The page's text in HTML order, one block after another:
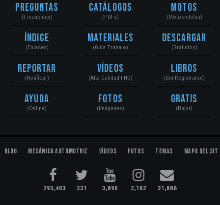
Preguntas
(Frecuentes)
Índice
(Enlaces)
Reportar
(Notificar)
Ayuda
(Online)
Catálogos
(PDFs)
Materiales
(Guía Trabajo)
Vídeos
(Alta Calidad FHD)
Fotos
(Imágenes)
Motos
(Motocicletas)
Descargar
(Gratuitos)
Libros
(Sin Registrarse)
Gratis
(Bajar)
Blog Mecánica Automotriz Vídeos Fotos Temas Mapa del
293,403 331 3,890 2,102 31,886